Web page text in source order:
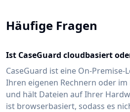
Häufige Fragen
Ist CaseGuard cloudbasiert
CaseGuard ist eine On-
Ihren eigenen Rechnern oder
und hält Dateien auf Ihrer
ist browserbasiert, sodass es